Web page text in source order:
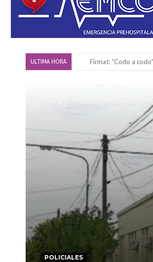
ULTIMA HORA Firmat: “Codo a
Alerta
¿Llega un “Súper
Cañada del Ucle se
Distinguieron a
Villada: evalúan
Home Policiales Robo en barrio
POLICIALES